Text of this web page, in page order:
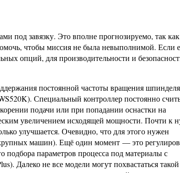
под завязку. Это вполне прогнозируемо, так как
чтобы миссия не была невыполнимой. Если
опций, для производительности и
постоянной частоты вращения
Специальный контроллер постоянно
подачи или при попадании оснастки на
увеличением исходящей мощности. Почти к
улучшается. Очевидно, что для этого нужен
машин). Ещё один момент — это
подбора параметров процесса под материалы с
Далеко не все модели могут похвастаться